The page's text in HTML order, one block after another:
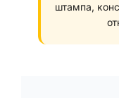
штампа,